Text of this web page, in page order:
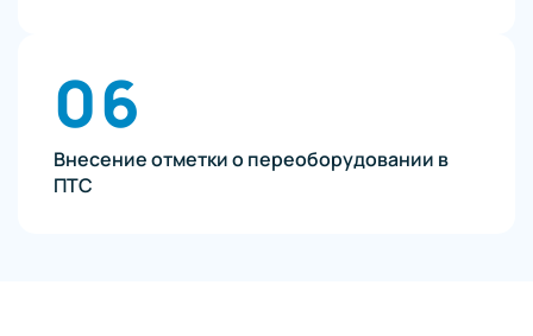
06
Внесение отметки о переоборудовании в
ПТС